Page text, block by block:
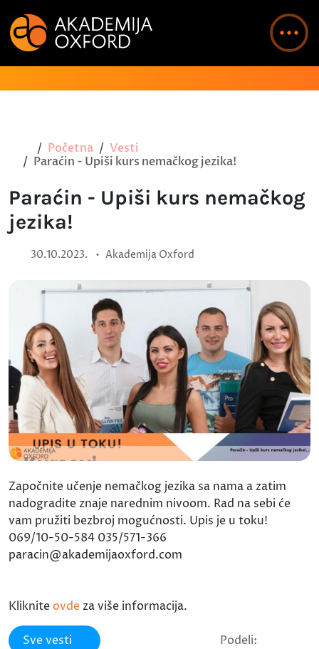
Početna
Vesti
Paraćin - Upiši kurs nemačkog jezika!
Paraćin - Upiši kurs nemačkog
jezika!
30.10.2023. • Akademija Oxford
Započnite učenje nemačkog jezika sa nama a zatim
nadogradite znaje narednim nivoom. Rad na sebi će
vam pružiti bezbroj mogućnosti. Upis je u toku!
069/10-50-584 035/571-366
paracin@akademijaoxford.com
Kliknite ovde za više informacija.
Sve vesti Podeli: